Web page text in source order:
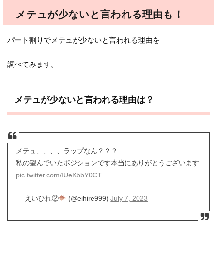
メテュが少ないと言われる理由も！
パート割りでメテュが少ないと言われる理由を
調べてみます。
メテュが少ないと言われる理由は？
メテュ、、、、ラップなん？？？
私の望んでいたポジションです本当にありがとうございます
pic.twitter.com/IUeKbbY0CT
— えいひれ② (@eihire999)July 7, 2023